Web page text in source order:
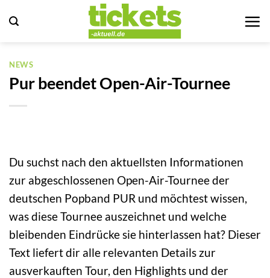
Inhalt
NEWS
Pur beendet Open-Air-Tournee
Du suchst nach den aktuellsten Informationen
zur abgeschlossenen Open-Air-Tournee der
deutschen Popband PUR und möchtest wissen,
was diese Tournee auszeichnet und welche
bleibenden Eindrücke sie hinterlassen hat? Dieser
Text liefert dir alle relevanten Details zur
ausverkauften Tour, den Highlights und der